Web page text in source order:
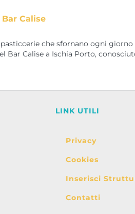
Calise
che sfornano ogni
Bar Calise a Ischia Porto,
LINK UTILI
Privacy
Cookies
Inserisci
Contatti